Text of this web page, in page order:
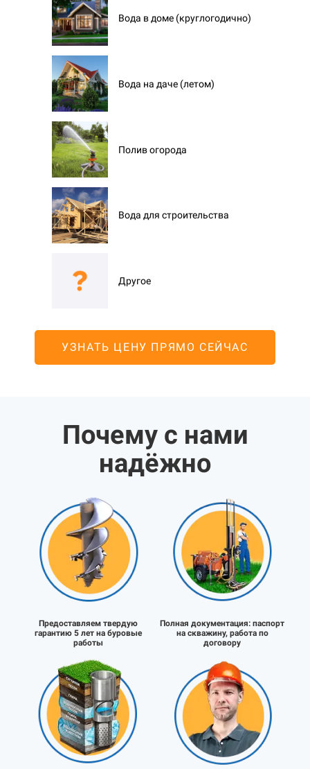
Вода в доме (круглогодично)
Вода на даче (летом)
Полив огорода
Вода для строительства
Другое
УЗНАТЬ ЦЕНУ ПРЯМО СЕЙЧАС
Почему с нами
надёжно
Предоставляем твердую
гарантию 5 лет на буровые
работы
Полная документация: паспорт
на скважину, работа по
договору